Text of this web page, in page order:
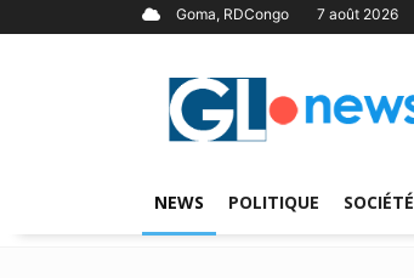
Goma, RDCongo 7 août 2026
NEWS POLITIQUE SOCIÉTÉ